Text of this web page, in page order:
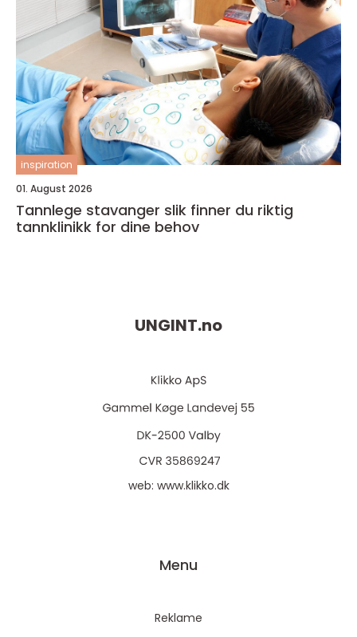
inspiration
01. August 2026
Tannlege stavanger slik finner du riktig
tannklinikk for dine behov
UNGINT.no
web: www.klikko.dk
Menu
Reklame